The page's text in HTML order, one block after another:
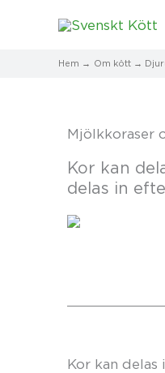
Hem Om kött
Mjölkkoraser
Kor kan
delas in
Kor kan